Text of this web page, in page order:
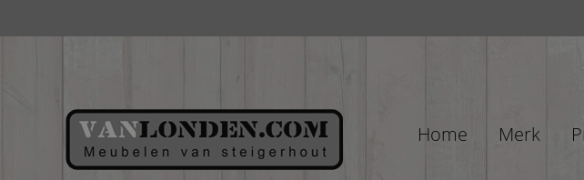
Home Merk